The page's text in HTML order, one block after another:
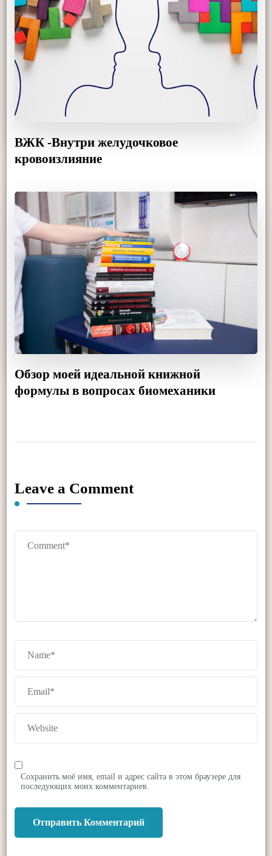
ВЖК -Внутри желудочковое
кровоизлияние
Обзор моей идеальной книжной
формулы в вопросах биомеханики
Leave a Comment
Сохранить моё имя, email и адрес сайта в этом браузере для
последующих моих комментариев.